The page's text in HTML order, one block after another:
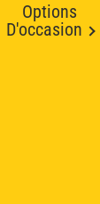
Options
D'occasion